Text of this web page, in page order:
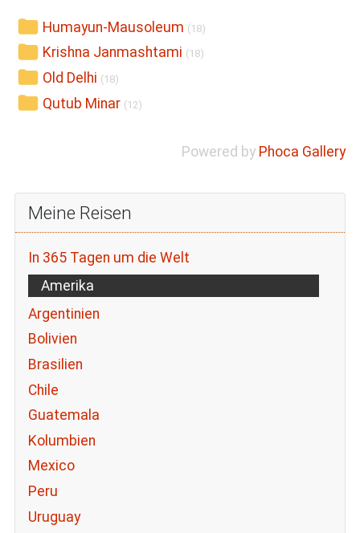
Humayun-Mausoleum (18)
Krishna Janmashtami (18)
Old Delhi (18)
Qutub Minar (12)
Powered by Phoca Gallery
Meine Reisen
In 365 Tagen um die Welt
Amerika
Argentinien
Bolivien
Brasilien
Chile
Guatemala
Kolumbien
Mexico
Peru
Uruguay